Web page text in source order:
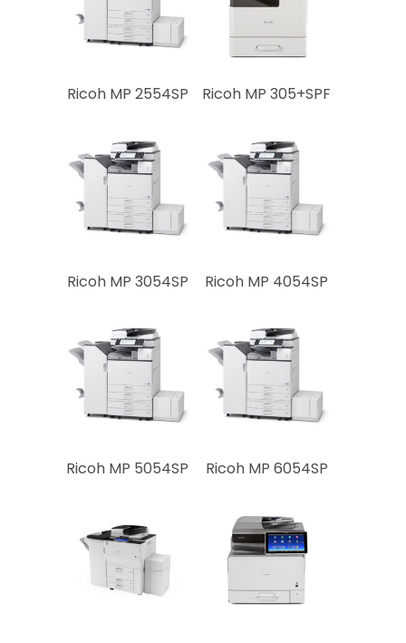
Ricoh MP 2554SP Ricoh MP 305+SPF
Ricoh MP 3054SP Ricoh MP 4054SP
Ricoh MP 5054SP Ricoh MP 6054SP
Konfigurator
Kontakt
Tel: +43(0)1/913 33 45
E-Mail:office@e-
Service &
Produkte
Technik & Service
Zählerstandsmeldung
Störungsmeldung
Impressum
Datenschutz
Als zweite